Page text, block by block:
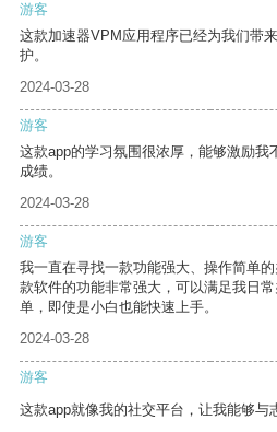
游客
这款加速器VPM应用程序已经为我们带
护。
2024-03-28
游客
这款app的学习氛围很浓厚，能够激励我
成绩。
2024-03-28
游客
我一直在寻找一款功能强大、操作简单
款软件的功能非常强大，可以满足我日
单，即使是小白也能快速上手。
2024-03-28
游客
这款app就像我的社交平台，让我能够与